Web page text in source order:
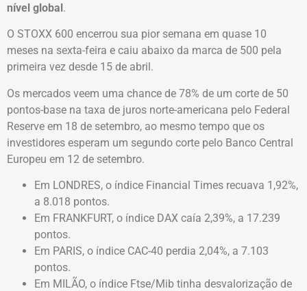
nível global.
O STOXX 600 encerrou sua pior semana em quase 10
meses na sexta-feira e caiu abaixo da marca de 500 pela
primeira vez desde 15 de abril.
Os mercados veem uma chance de 78% de um corte de 50
pontos-base na taxa de juros norte-americana pelo Federal
Reserve em 18 de setembro, ao mesmo tempo que os
investidores esperam um segundo corte pelo Banco Central
Europeu em 12 de setembro.
Em LONDRES, o índice Financial Times recuava 1,92%,
a 8.018 pontos.
Em FRANKFURT, o índice DAX caía 2,39%, a 17.239
pontos.
Em PARIS, o índice CAC-40 perdia 2,04%, a 7.103
pontos.
Em MILÃO, o índice Ftse/Mib tinha desvalorização de